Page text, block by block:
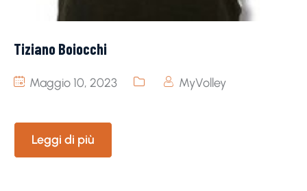
Tiziano Boiocchi
Maggio 10, 2023 MyVolley
Leggi di più